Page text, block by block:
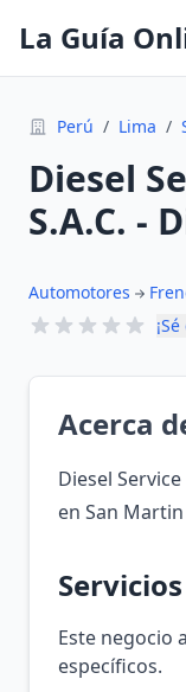
La Guía
Perú / Lima /
Diesel
S.A.C. -
Automotores
Acerca
Diesel Service
en San
Este negocio
específicos.